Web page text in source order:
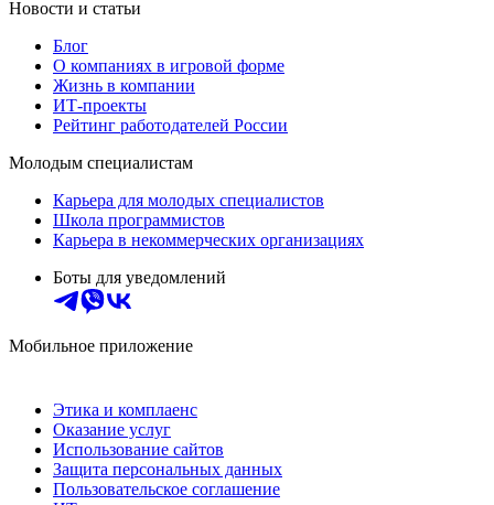
Новости и статьи
Блог
О компаниях в игровой форме
Жизнь в компании
ИТ-проекты
Рейтинг работодателей России
Молодым специалистам
Карьера для молодых специалистов
Школа программистов
Карьера в некоммерческих организациях
Боты для уведомлений
Мобильное приложение
Этика и комплаенс
Оказание услуг
Использование сайтов
Защита персональных данных
Пользовательское соглашение